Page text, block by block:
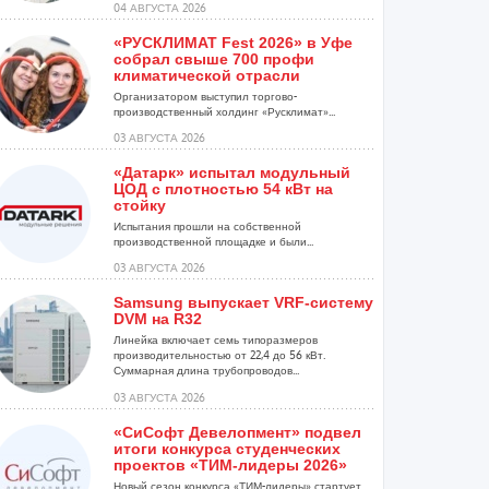
04 АВГУСТА 2026
«РУСКЛИМАТ Fest 2026» в Уфе
собрал свыше 700 профи
климатической отрасли
Организатором выступил торгово-
производственный холдинг «Русклимат»...
03 АВГУСТА 2026
«Датарк» испытал модульный
ЦОД с плотностью 54 кВт на
стойку
Испытания прошли на собственной
производственной площадке и были...
03 АВГУСТА 2026
Samsung выпускает VRF-систему
DVM на R32
Линейка включает семь типоразмеров
производительностью от 22,4 до 56 кВт.
Суммарная длина трубопроводов...
03 АВГУСТА 2026
«СиСофт Девелопмент» подвел
итоги конкурса студенческих
проектов «ТИМ-лидеры 2026»
Новый сезон конкурса «ТИМ-лидеры» стартует